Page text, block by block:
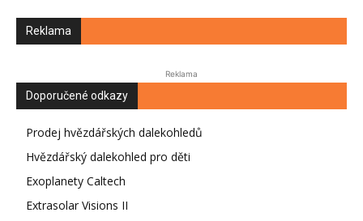
Reklama
Reklama
Doporučené odkazy
Prodej hvězdářských dalekohledů
Hvězdářský dalekohled pro děti
Exoplanety Caltech
Extrasolar Visions II